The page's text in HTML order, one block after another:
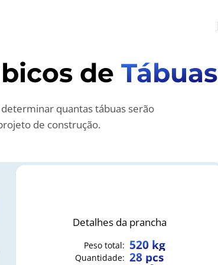
de Tábuas
quantas tábuas serão
de construção.
Detalhes da prancha
Peso total: 520 kg
Quantidade: 28 pcs